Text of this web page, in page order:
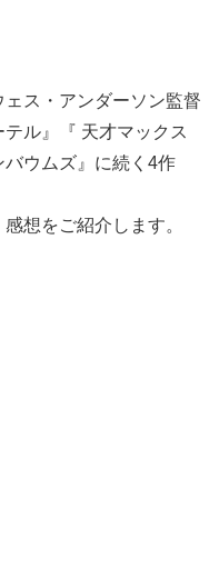
ェス・アンダーソン監督
ル』『 天才マックス
ウムズ』に続く4作
想をご紹介します。